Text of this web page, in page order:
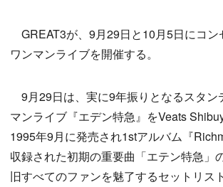
GREAT3が、9月29日と10月5日にコン
ワンマンライブを開催する。
9月29日は、実に9年振りとなるスタン
マンライブ『エデン特急』をVeats
1995年9月に発売され1stアルバム『
収録された初期の重要曲「エテン特急」
旧すべてのファンを魅了するセットリス